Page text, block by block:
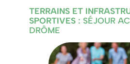
TERRAINS ET
SPORTIVES: SÉJOUR
DRÔME